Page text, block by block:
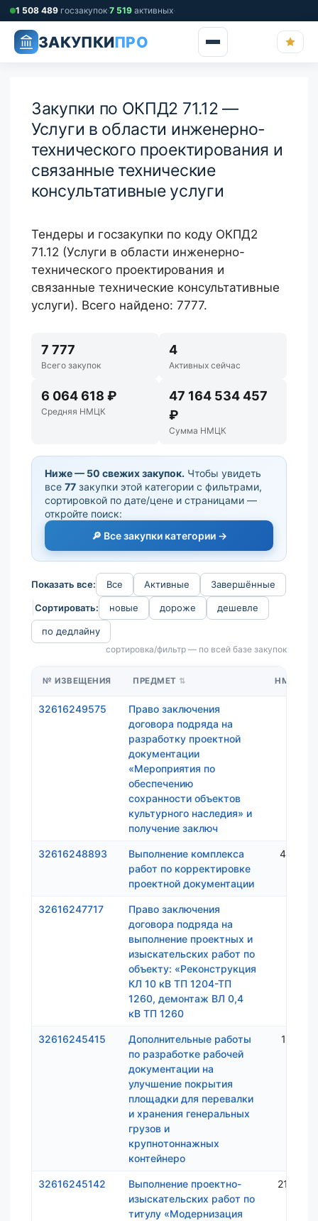
Перейти
к
содержимому
1 508 489 госзакупок·7 519 активных·
ЗАКУПКИПРО
Закупки по ОКПД2 71.12 —
Услуги в области инженерно-
технического проектирования и
связанные технические
консультативные услуги
Тендеры и госзакупки по коду ОКПД2
71.12 (Услуги в области инженерно-
технического проектирования и
связанные технические консультативные
услуги). Всего найдено: 7777.
7 777
Всего закупок
4
Активных сейчас
6 064 618 ₽
Средняя НМЦК
47 164 534 457
₽
Сумма НМЦК
Ниже — 50 свежих закупок. Чтобы увидеть
все 77 закупки этой категории с фильтрами,
сортировкой по дате/цене и страницами —
откройте поиск:
🔎 Все закупки категории →
Показать все: Все Активные Завершённые
Сортировать: новые дороже дешевле
по дедлайну
сортировка/фильтр — по всей базе закупок
№ ИЗВЕЩЕНИЯ ПРЕДМЕТ НМЦК
32616249575
Право заключения
договора подряда на
разработку проектной
документации
«Мероприятия по
обеспечению
сохранности объектов
культурного наследия» и
получение заключ
32616248893
Выполнение комплекса
работ по корректировке
проектной документации
4 000
32616247717
Право заключения
договора подряда на
выполнение проектных и
изыскательских работ по
объекту: «Реконструкция
КЛ 10 кВ ТП 1204-ТП
1260, демонтаж ВЛ 0,4
кВ ТП 1260
32616245415
Дополнительные работы
по разработке рабочей
документации на
улучшение покрытия
площадки для перевалки
и хранения генеральных
грузов и
крупнотоннажных
контейнеро
1 900
32616245142
Выполнение проектно-
изыскательских работ по
титулу «Модернизация
21 441